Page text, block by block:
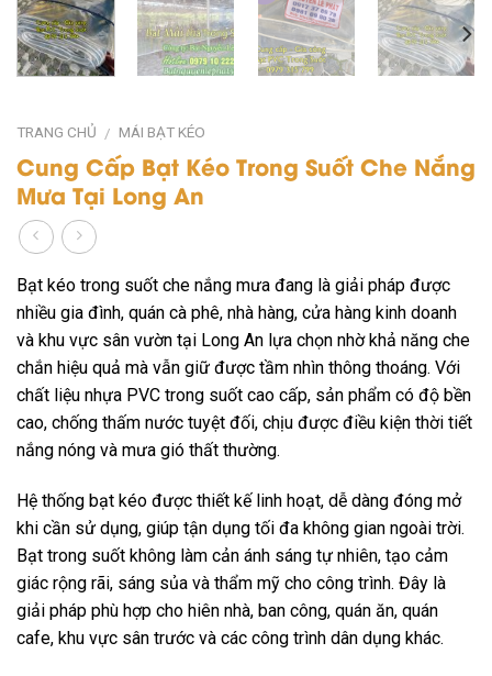
TRANG CHỦ / MÁI BẠT KÉO
Cung Cấp Bạt Kéo Trong Suốt Che Nắng
Mưa Tại Long An
Bạt kéo trong suốt che nắng mưa đang là giải pháp được
nhiều gia đình, quán cà phê, nhà hàng, cửa hàng kinh doanh
và khu vực sân vườn tại Long An lựa chọn nhờ khả năng che
chắn hiệu quả mà vẫn giữ được tầm nhìn thông thoáng. Với
chất liệu nhựa PVC trong suốt cao cấp, sản phẩm có độ bền
cao, chống thấm nước tuyệt đối, chịu được điều kiện thời tiết
nắng nóng và mưa gió thất thường.
Hệ thống bạt kéo được thiết kế linh hoạt, dễ dàng đóng mở
khi cần sử dụng, giúp tận dụng tối đa không gian ngoài trời.
Bạt trong suốt không làm cản ánh sáng tự nhiên, tạo cảm
giác rộng rãi, sáng sủa và thẩm mỹ cho công trình. Đây là
giải pháp phù hợp cho hiên nhà, ban công, quán ăn, quán
cafe, khu vực sân trước và các công trình dân dụng khác.